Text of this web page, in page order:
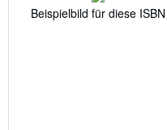
Beispielbild für diese ISBN